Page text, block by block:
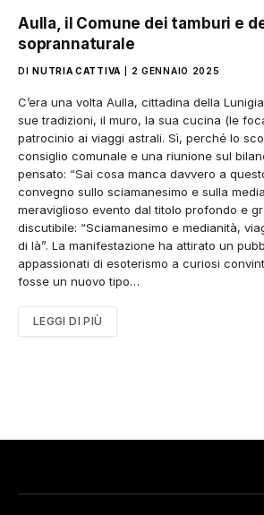
Aulla, il Comune dei tamburi e
soprannaturale
DI NUTRIA CATTIVA 2 GENNAIO 2025
C’era una volta Aulla, cittadina della
sue tradizioni, il muro, la sua cucina (le
patrocinio ai viaggi astrali. Sì, perché lo
consiglio comunale e una riunione sul
pensato: “Sai cosa manca davvero a
convegno sullo sciamanesimo e sulla
meraviglioso evento dal titolo profondo e
discutibile: “Sciamanesimo e medianità,
di là”. La manifestazione ha attirato un
appassionati di esoterismo a curiosi
fosse un nuovo tipo…
LEGGI DI PIÙ